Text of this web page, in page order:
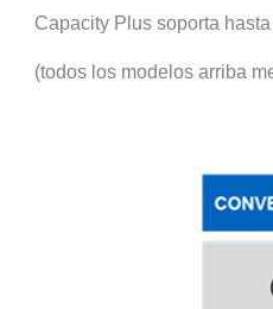
Capacity Plus soporta
(todos los modelos arriba